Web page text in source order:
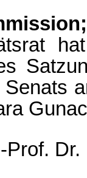
Prof.